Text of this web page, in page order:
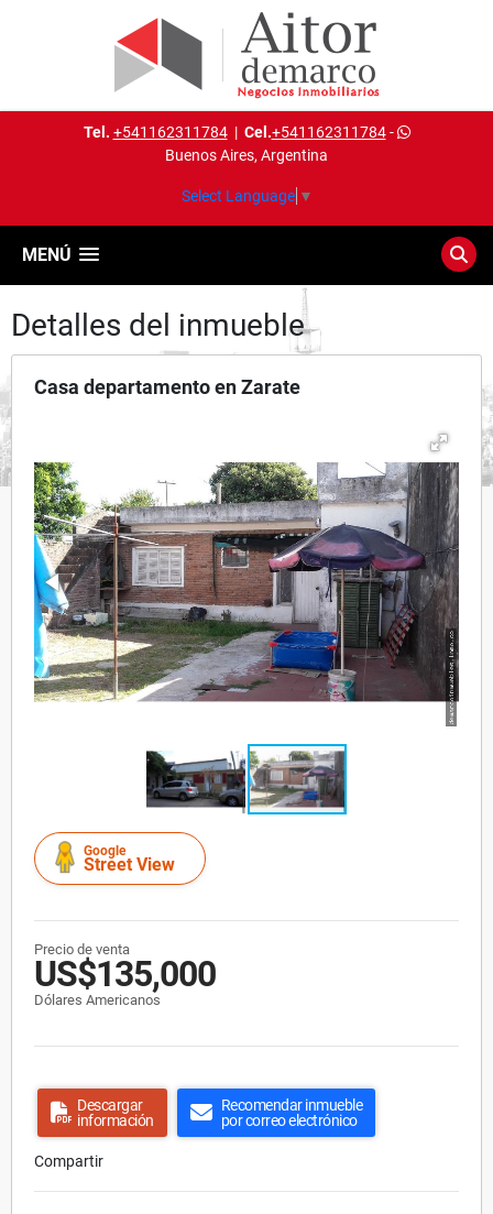
Tel. +541162311784| Cel.+541162311784-
Buenos Aires, Argentina
Select Language ▼
MENÚ
Detalles del inmueble
Casa departamento en Zarate
Google
Street View
Precio de venta
US$135,000
Dólares Americanos
Descargar
información
Recomendar inmueble
por correo electrónico
Compartir